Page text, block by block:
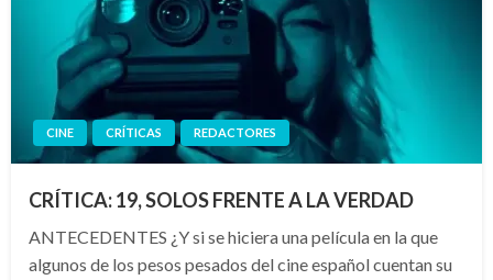
CINE CRÍTICAS REDACTORES
CRÍTICA: 19, SOLOS FRENTE A LA VERDAD
ANTECEDENTES ¿Y si se hiciera una película en la que
algunos de los pesos pesados del cine español cuentan su